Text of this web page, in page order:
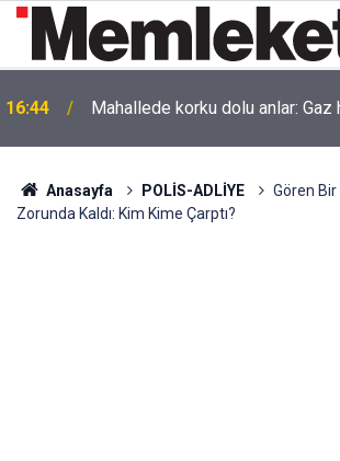
16:44 Mahallede korku dolu anlar: Gaz
Anasayfa POLİS-ADLİYE
Gören
Zorunda Kaldı: Kim Kime Çarptı?